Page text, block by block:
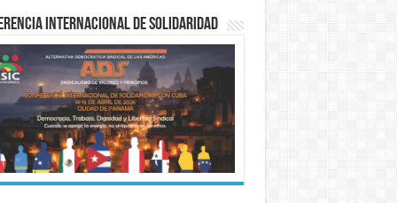
Internacional de Solidaridad